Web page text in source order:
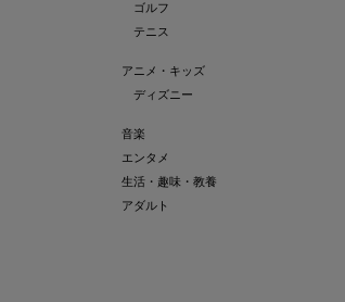
ゴルフ
テニス
アニメ・キッズ
ディズニー
音楽
エンタメ
生活・趣味・教養
アダルト